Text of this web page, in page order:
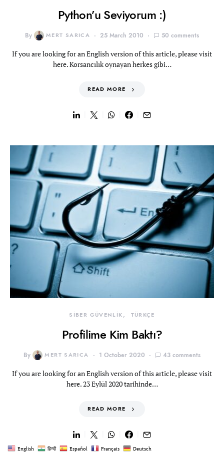
Python’u Seviyorum :)
By MERT SARICA 25 March 2010 50 comments
If you are looking for an English version of this article, please visit
here. Korsancılık oynayan herkes gibi…
READ MORE
SİBER GÜVENLİK TÜRKÇE
Profilime Kim Baktı?
By MERT SARICA 1 October 2020 43 comments
If you are looking for an English version of this article, please visit
here. 23 Eylül 2020 tarihinde…
READ MORE
English हिन्दी Español Français Deutsch